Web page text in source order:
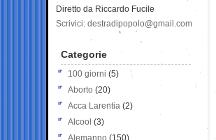
Diretto da Riccardo Fucile
Scrivici: destradipopolo@gmail.com
Categorie
100 giorni (5)
Aborto (20)
Acca Larentia (2)
Alcool (3)
Alemanno (150)